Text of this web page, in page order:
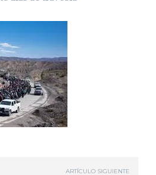
ARTÍCULO SIGUIENTE